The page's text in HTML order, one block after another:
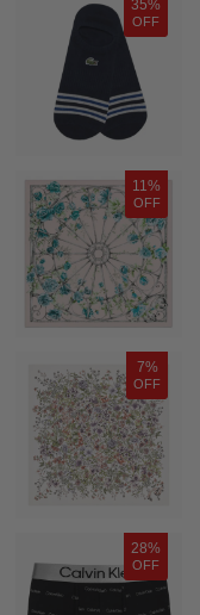
35%
OFF
11%
OFF
7%
OFF
28%
OFF